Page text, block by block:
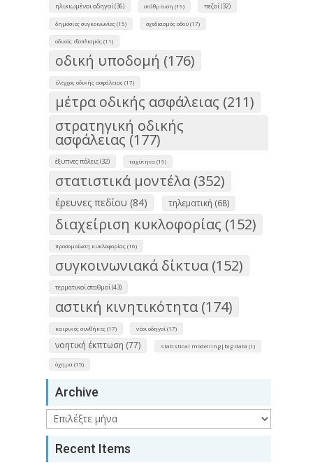
ηλικιωμένοι οδηγοί (36) στάθμευση (19) πεζοί (32)
δημόσιες συγκοινωνίες (15) σχεδιασμός οδού (17)
οδικός εξοπλισμός (11)
οδική υποδομή (176)
έλεγχος οδικής ασφάλειας (17)
μέτρα οδικής ασφάλειας (211)
στρατηγική οδικής
ασφάλειας (177)
έξυπνες πόλεις (32) ταχύτητα (19)
στατιστικά μοντέλα (352)
έρευνες πεδίου (84) τηλεματική (68)
διαχείριση κυκλοφορίας (152)
προσομοίωση κυκλοφορίας (16)
συγκοινωνιακά δίκτυα (152)
τερματικοί σταθμοί (43)
αστική κινητικότητα (174)
καιρικές συνθήκες (17) νέοι οδηγοί (17)
νοητική έκπτωση (77) statistical modelling|big data (1)
όχημα (15)
Archive
Archive
Recent Items